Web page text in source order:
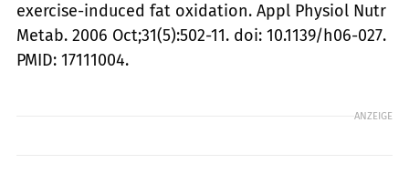
exercise-induced fat oxidation. Appl Physiol Nutr
Metab. 2006 Oct;31(5):502-11. doi: 10.1139/h06-027.
PMID: 17111004.
ANZEIGE